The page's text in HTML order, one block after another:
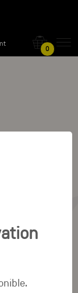
0